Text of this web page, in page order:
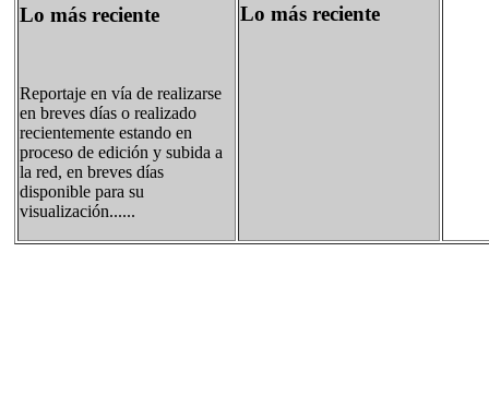
Lo más reciente
Reportaje en vía de realizarse
en breves días o realizado
recientemente estando en
proceso de edición y subida a
la red, en breves días
disponible para su
visualización......
Lo más reciente